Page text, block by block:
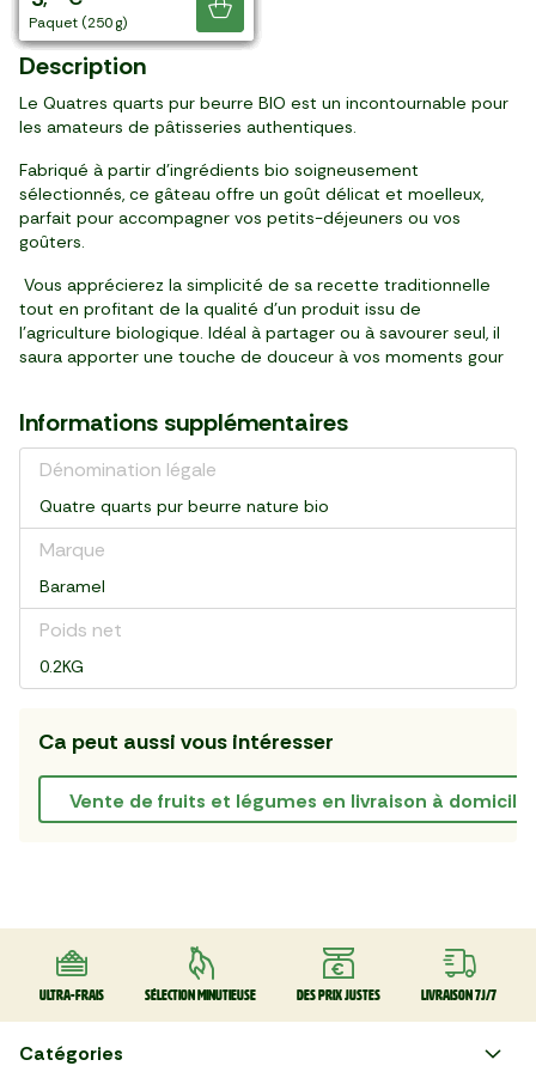
pièce (500 g)
5 pièces (275 g)
paquet (250 g)
paquet (175 g)
paquet (300 g)
paquet (250 g)
paquet (190 g)
paquet (475 g)
5 pièces (325 g)
paquet (250 g)
Je découvre
Description
Le Quatres quarts pur beurre BIO est un incontournable pour
les amateurs de pâtisseries authentiques.
Fabriqué à partir d’ingrédients bio soigneusement
sélectionnés, ce gâteau offre un goût délicat et moelleux,
parfait pour accompagner vos petits-déjeuners ou vos
goûters.
Vous apprécierez la simplicité de sa recette traditionnelle
tout en profitant de la qualité d’un produit issu de
l’agriculture biologique. Idéal à partager ou à savourer seul, il
saura apporter une touche de douceur à vos moments gour
Informations supplémentaires
Dénomination légale
Quatre quarts pur beurre nature bio
Marque
Baramel
Poids net
0.2KG
Ca peut aussi vous intéresser
vente de fruits et légumes en livraison à domicile
Ultra-frais Sélection minutieuse Des prix justes Livraison 7J/7
Catégories